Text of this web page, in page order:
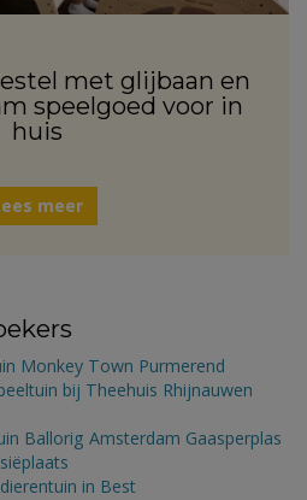
met glijbaan en
speelgoed voor in
huis
meer
Monkey Town Purmerend
bij Theehuis Rhijnauwen
Ballorig Amsterdam Gaasperplas
in Best